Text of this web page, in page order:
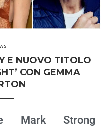
E NUOVO TITOLO
CON GEMMA
Mark Strong